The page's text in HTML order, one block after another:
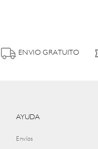
ENVIO GRATUITO
AYUDA
Envíos